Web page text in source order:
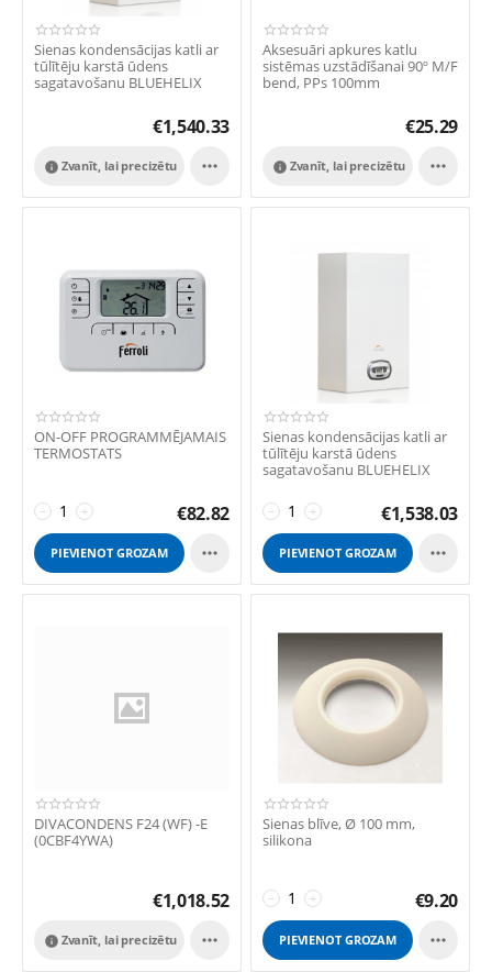
Sienas kondensācijas katli ar
tūlītēju karstā ūdens
sagatavošanu BLUEHELIX
€1,540.33
Zvanīt, lai precizētu
 
Aksesuāri apkures katlu
sistēmas uzstādīšanai 90º M/F
bend, PPs 100mm
€25.29
Zvanīt, lai precizētu
 
ON-OFF PROGRAMMĒJAMAIS
TERMOSTATS
+
− €82.82
PIEVIENOT GROZAM 
Sienas kondensācijas katli ar
tūlītēju karstā ūdens
sagatavošanu BLUEHELIX
+
− €1,538.03
PIEVIENOT GROZAM 
DIVACONDENS F24 (WF) -E
(0CBF4YWA)
€1,018.52
Zvanīt, lai precizētu
 
Sienas blīve, Ø 100 mm,
silikona
+
− €9.20
PIEVIENOT GROZAM 